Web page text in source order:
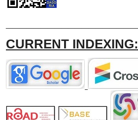
CURRENT INDEXING: